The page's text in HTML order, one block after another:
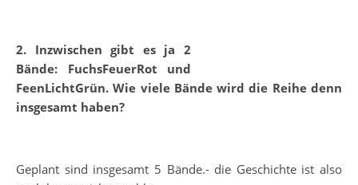
2. Inzwischen gibt es ja 2
Bände: FuchsFeuerRot und
FeenLichtGrün. Wie viele Bände wird die Reihe denn
insgesamt haben?
Geplant sind insgesamt 5 Bände.- die Geschichte ist also